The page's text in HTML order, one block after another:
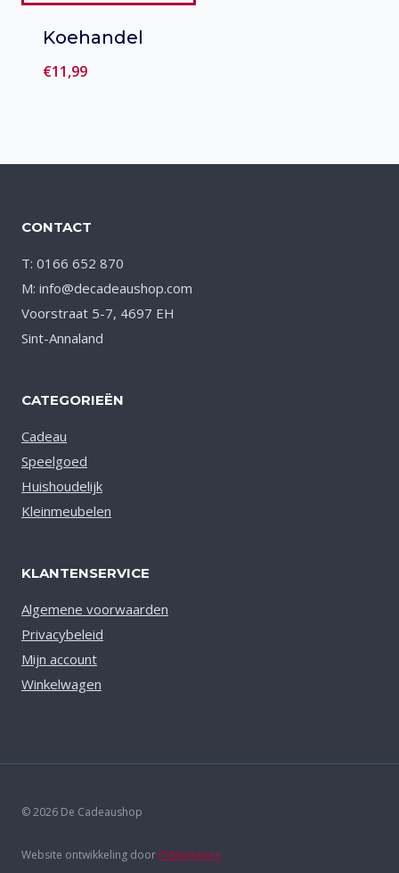
Koehandel
€11,99
CONTACT
T: 0166 652 870
M: info@decadeaushop.com
Voorstraat 5-7, 4697 EH
Sint-Annaland
CATEGORIEËN
Cadeau
Speelgoed
Huishoudelijk
Kleinmeubelen
KLANTENSERVICE
Algemene voorwaarden
Privacybeleid
Mijn account
Winkelwagen
© 2026 De Cadeaushop
Website ontwikkeling door PVMarketing